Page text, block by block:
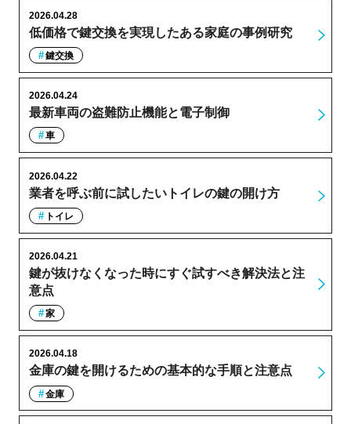
低価格で鍵交換を実現したある家庭の事例研究
2026.04.28
鍵交換
最新車両の盗難防止機能と電子制御
2026.04.24
車
業者を呼ぶ前に試したいトイレの鍵の開け方
2026.04.22
トイレ
鍵が抜けなくなった時にすぐ試すべき解決法と注
意点
2026.04.21
家
金庫の鍵を開けるための基本的な手順と注意点
2026.04.18
金庫